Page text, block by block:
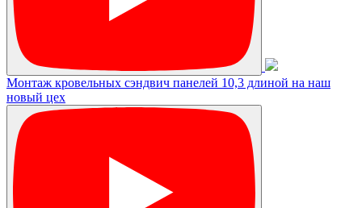
Монтаж кровельных сэндвич панелей 10,3 длиной на наш
новый цех